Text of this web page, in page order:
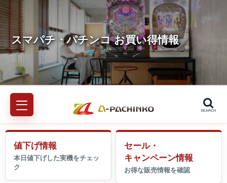
SEARCH
値下げ情報
セール・
キャンペーン情報